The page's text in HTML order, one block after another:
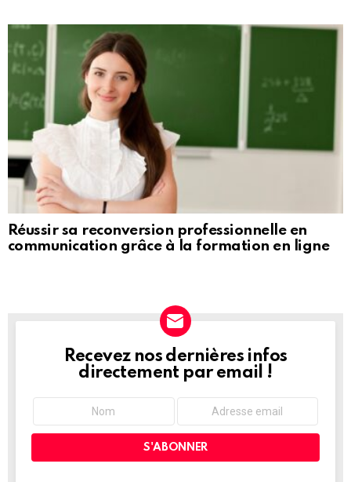
Réussir sa reconversion professionnelle en
communication grâce à la formation en ligne
NEWSLETTER
Recevez nos dernières infos
directement par email !